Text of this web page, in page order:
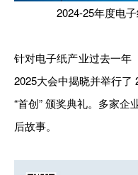
2024-25年度电
针对电子纸产业过去一年
2025大会中揭晓并举行了
“首创” 颁奖典礼。多家
后故事。